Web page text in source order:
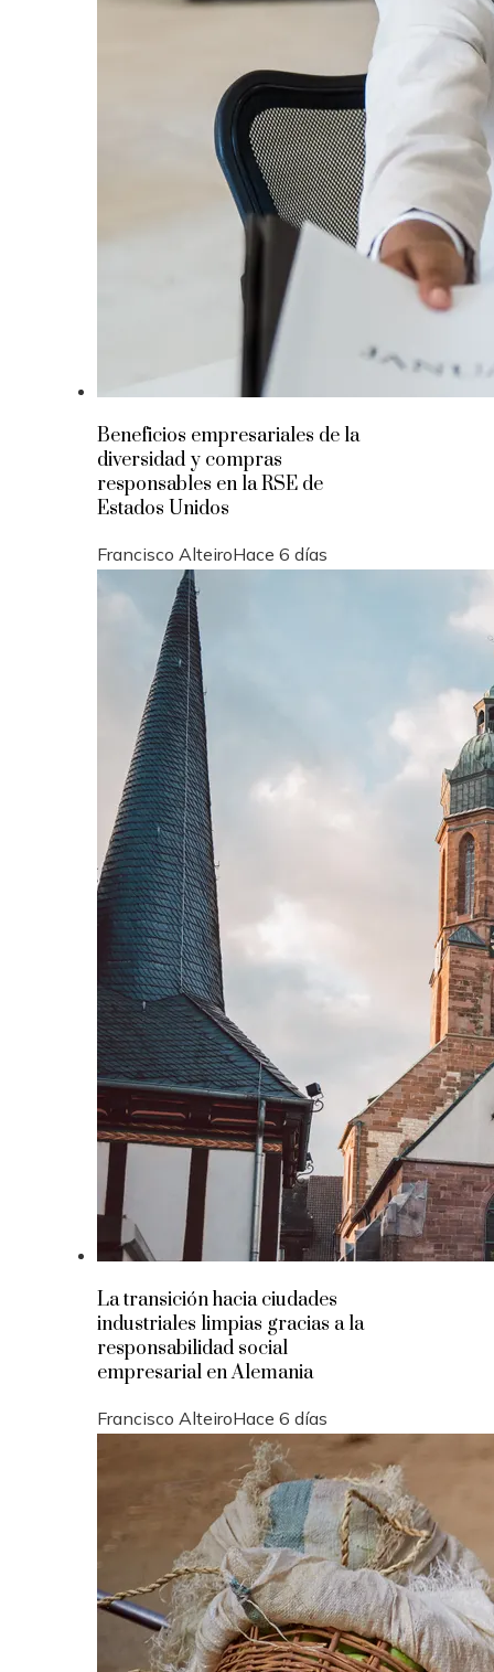
Beneficios empresariales de la
diversidad y compras
responsables en la RSE de
Estados Unidos
Francisco AlteiroHace 6 días
La transición hacia ciudades
industriales limpias gracias a la
responsabilidad social
empresarial en Alemania
Francisco AlteiroHace 6 días